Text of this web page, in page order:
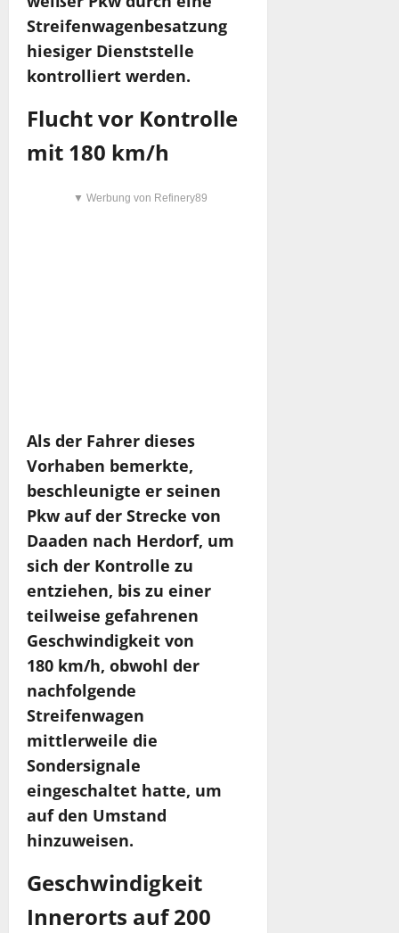
Streifenwagenbesatzung
hiesiger Dienststelle
kontrolliert werden.
Flucht vor Kontrolle
mit 180 km/h
▼ Werbung von Refinery89
Als der Fahrer dieses
Vorhaben bemerkte,
beschleunigte er seinen
Pkw auf der Strecke von
Daaden nach Herdorf, um
sich der Kontrolle zu
entziehen, bis zu einer
teilweise gefahrenen
Geschwindigkeit von
180 km/h, obwohl der
nachfolgende
Streifenwagen
mittlerweile die
Sondersignale
eingeschaltet hatte, um
auf den Umstand
hinzuweisen.
Geschwindigkeit
Innerorts auf 200